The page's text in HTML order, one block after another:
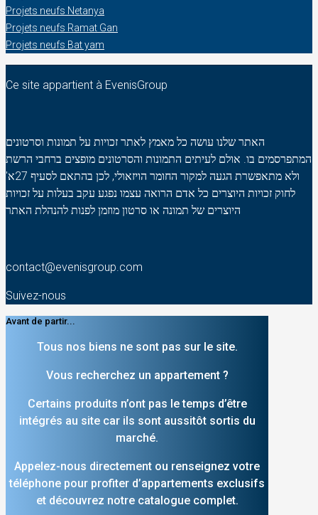
Projets neufs Netanya
Projets neufs Ramat Gan
Projets neufs Bat yam
Ce site appartient à EvenisGroup
האתר שלנו עושה כל מאמץ לאתר זכויות על תמונות וסרטונים
המתפרסמים בו. אולם לעיתים התמונות והסרטונים מופצים ברחבי הרשת
ולא מתאפשרת הגעה למקור החומר הויזאולי, לכן בהתאם לסעיף 27א'
לחוק זכויות היוצרים כל אדם הרואה עצמו נפגע עקב בעלות על זכויות
היוצרים של תמונה או סרטון מוזמן לפנות להנהלת האתר
contact@evenisgroup.com
Suivez-nous
Avant de partir...
Tous nos biens ne sont pas sur le site.
Vous recherchez un appartement ?
Certains produits n’ont pas le temps d’être
intégrés au site car ils sont aussitôt sortis du
marché.
Appelez-nous directement ou renseignez votre
téléphone pour profiter d’appartements exclusifs
et découvrez notre catalogue complet.